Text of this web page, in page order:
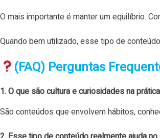
O mais importante é manter um equilíbrio.
Quando bem utilizado, esse tipo de
(FAQ) Perguntas
1. O que são cultura e curiosidades na
São conteúdos que envolvem hábitos,